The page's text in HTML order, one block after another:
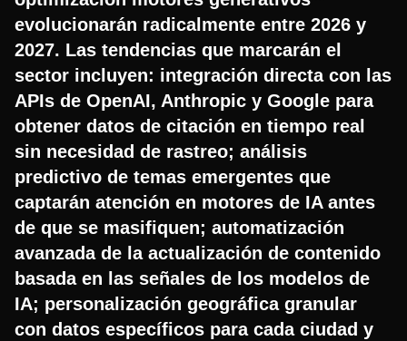
evolucionarán radicalmente entre 2026 y
2027. Las tendencias que marcarán el
sector incluyen: integración directa con las
APIs de OpenAI, Anthropic y Google para
obtener datos de citación en tiempo real
sin necesidad de rastreo; análisis
predictivo de temas emergentes que
captarán atención en motores de IA antes
de que se masifiquen; automatización
avanzada de la actualización de contenido
basada en las señales de los modelos de
IA; personalización geográfica granular
con datos específicos para cada ciudad y